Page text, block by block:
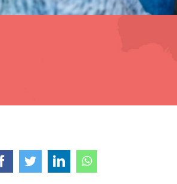
FacebookTwitterLinkedInWhatsApp